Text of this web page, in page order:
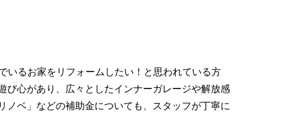
るお家をリフォームしたい！と思われている方
び心があり、広々としたインナーガレージや解放感
ベ」などの補助金についても、スタッフが丁寧に